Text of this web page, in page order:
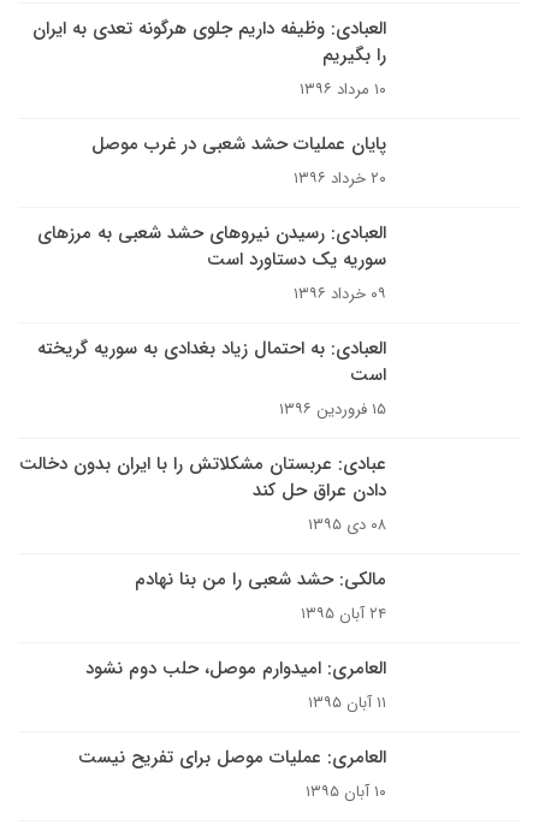
العبادی: وظیفه داریم جلوی هرگونه تعدی به ایران
را بگیریم
۱۰ مرداد ۱۳۹۶
پایان عملیات حشد شعبی در غرب موصل
۲۰ خرداد ۱۳۹۶
العبادی: رسیدن نیروهای حشد شعبی به مرزهای
سوریه یک دستاورد است
۰۹ خرداد ۱۳۹۶
العبادی: به احتمال زیاد بغدادی به سوریه گریخته
است
۱۵ فروردین ۱۳۹۶
عبادی: عربستان مشکلاتش را با ایران بدون دخالت
دادن عراق حل کند
۰۸ دی ۱۳۹۵
مالکی: حشد شعبی را من بنا نهادم
۲۴ آبان ۱۳۹۵
العامری: امیدوارم موصل، حلب دوم نشود
۱۱ آبان ۱۳۹۵
العامری:‌ عملیات موصل برای تفریح نیست
۱۰ آبان ۱۳۹۵